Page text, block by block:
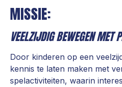
MISSIE:
VEELZIJDIG BEWEGEN MET
Door kinderen op een
kennis te laten maken met
spelactiviteiten, waarin